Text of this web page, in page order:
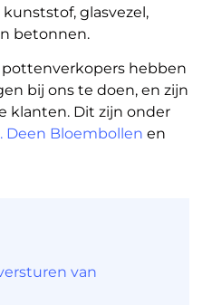
glasvezel,
betonnen.
hebben
bij ons te doen, en zijn
klanten. Dit zijn onder
Deen Bloembollen en
van